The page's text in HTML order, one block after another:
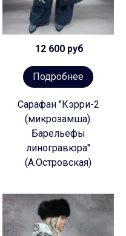
12 600 руб
Подробнее
Сарафан "Кэрри-2
(микрозамша).
Барельефы
линогравюра"
(А.Островская)